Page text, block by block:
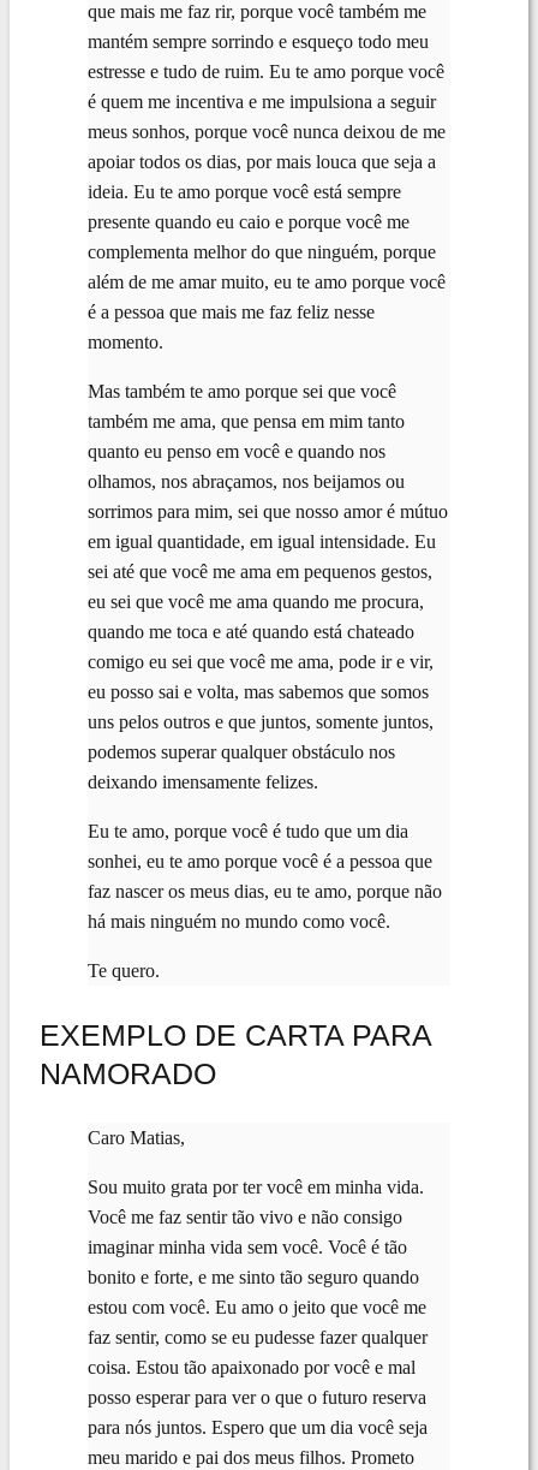
que mais me faz rir, porque você também me
mantém sempre sorrindo e esqueço todo meu
estresse e tudo de ruim. Eu te amo porque você
é quem me incentiva e me impulsiona a seguir
meus sonhos, porque você nunca deixou de me
apoiar todos os dias, por mais louca que seja a
ideia. Eu te amo porque você está sempre
presente quando eu caio e porque você me
complementa melhor do que ninguém, porque
além de me amar muito, eu te amo porque você
é a pessoa que mais me faz feliz nesse
momento.
Mas também te amo porque sei que você
também me ama, que pensa em mim tanto
quanto eu penso em você e quando nos
olhamos, nos abraçamos, nos beijamos ou
sorrimos para mim, sei que nosso amor é mútuo
em igual quantidade, em igual intensidade. Eu
sei até que você me ama em pequenos gestos,
eu sei que você me ama quando me procura,
quando me toca e até quando está chateado
comigo eu sei que você me ama, pode ir e vir,
eu posso sai e volta, mas sabemos que somos
uns pelos outros e que juntos, somente juntos,
podemos superar qualquer obstáculo nos
deixando imensamente felizes.
Eu te amo, porque você é tudo que um dia
sonhei, eu te amo porque você é a pessoa que
faz nascer os meus dias, eu te amo, porque não
há mais ninguém no mundo como você.
Te quero.
EXEMPLO DE CARTA PARA
NAMORADO
Caro Matias,
Sou muito grata por ter você em minha vida.
Você me faz sentir tão vivo e não consigo
imaginar minha vida sem você. Você é tão
bonito e forte, e me sinto tão seguro quando
estou com você. Eu amo o jeito que você me
faz sentir, como se eu pudesse fazer qualquer
coisa. Estou tão apaixonado por você e mal
posso esperar para ver o que o futuro reserva
para nós juntos. Espero que um dia você seja
meu marido e pai dos meus filhos. Prometo